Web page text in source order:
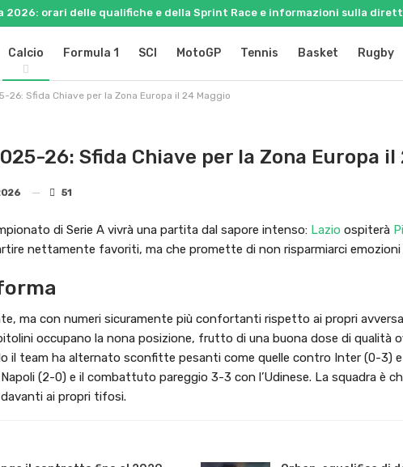
2026: orari delle qualifiche e della Sprint Race e informazioni sulla
Calcio Formula 1 SCI MotoGP Tennis Basket Rugby
26: Sfida Chiave per la Zona Europa il 24 Maggio
26: Sfida Chiave per la Zona Europa il
51
di Serie A vivrà una partita dal sapore intenso: Lazio ospiterà
nettamente favoriti, ma che promette di non risparmiarci emozioni
ma con numeri sicuramente più confortanti rispetto ai propri
occupano la nona posizione, frutto di una buona dose di qualità
il team ha alternato sconfitte pesanti come quelle contro Inter (0-3)
(2-0) e il combattuto pareggio 3-3 con l’Udinese. La squadra è
ai propri tifosi.